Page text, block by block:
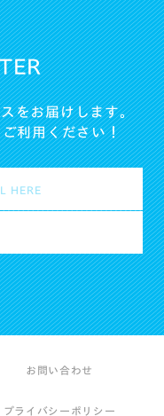
をお届けします。
利用ください！
お問い合わせ
プライバシーポリシー